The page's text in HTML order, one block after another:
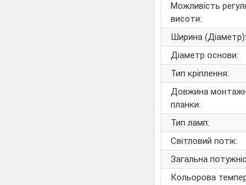
Можливість
висоти:
Ширина (Діаметр):
Діаметр основи:
Тип кріплення:
Довжина
планки:
Тип ламп:
Світловий потік:
Загальна
Кольорова